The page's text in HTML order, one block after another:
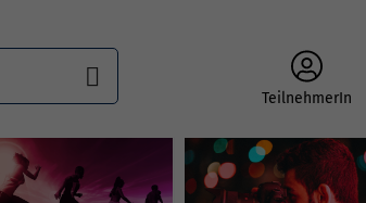
TeilnehmerIn